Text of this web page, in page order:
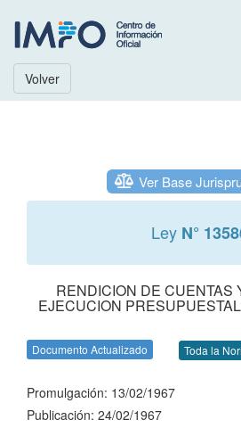
Volver
Ver Base
Ley N°
RENDICION DE CUENTAS
EJECUCION
Documento Actualizado Toda la
Promulgación: 13/02/1967
Publicación: 24/02/1967